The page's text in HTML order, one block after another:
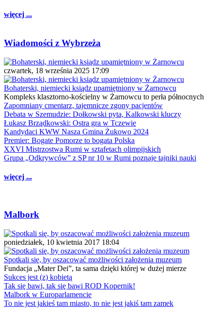
więcej ...
Wiadomości z Wybrzeża
czwartek, 18 września 2025 17:09
Bohaterski, niemiecki ksiądz upamiętniony w Żarnowcu
Kompleks klasztorno-kościelny w Żarnowcu to perła północnych
Zapomniany cmentarz, tajemnicze zgony pacjentów
Debata w Szemudzie: Dołkowski pyta, Kalkowski kluczy
Łukasz Brządkowski: Ostra gra w Tczewie
Kandydaci KWW Nasza Gmina Żukowo 2024
Premier: Bogate Pomorze to bogata Polska
XXVI Mistrzostwa Rumi w sztafetach olimpijskich
Grupa „Odkrywców” z SP nr 10 w Rumi poznaje tajniki nauki
więcej ...
Malbork
poniedziałek, 10 kwietnia 2017 18:04
Spotkali się, by oszacować możliwości założenia muzeum
Fundacja „Mater Dei”, ta sama dzięki której w dużej mierze
Sukces jest (z) kobietą
Tak się bawi, tak się bawi ROD Kopernik!
Malbork w Europarlamencie
To nie jest jakieś tam miasto, to nie jest jakiś tam zamek